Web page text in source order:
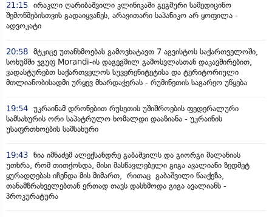
21:15 ირაკლი ღარიბაშვილი კლინიკაში გეგმური სამედიცინო
შემოწმებისთვის გადაიყვანეს, არავითარი საპანიკო არ ყოფილა -
ადვოკატი
20:58 მტკიცე უთანხმოებას გამოვხატავთ 7 აგვისტოს საქართველოში,
სოხუმში ჯგუფ Morandi-ის დაგეგმილ გამოსვლასთან დაკავშირებით,
ვადასტურებთ საქართველოს სუვერენიტეტისა და ტერიტორიული
მთლიანობისადმი ურყევ მხარდაჭერას - რუმინეთის საგარეო უწყება
19:54 უკრაინამ დრონებით რუსეთის უშიშროების ფედერალური
სამსახურის ორი საპატრულო ხომალდი დააზიანა - უკრაინის
უსაფრთხოების სამსახური
19:43 ნია იმნაძემ ალექსანდრე გაბაშვილს და გიორგი მალანიას
უთხრა, რომ თითქოსდა, მისი მასწავლებელი გიგა ავალიანი ზედმეტ
ყურადღებას იჩენდა მის მიმართ, რითაც გაბაშვილი წააქეზა,
თანამზრახველებთან ერთად თავს დასხმოდა გიგა ავალიანს -
პროკურატურა